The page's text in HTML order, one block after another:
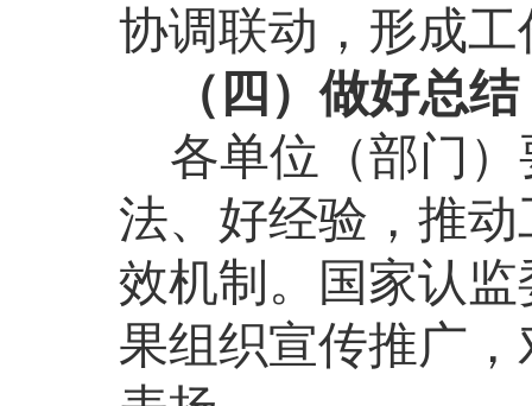
协调联动，形成
（四）做好总
各单位（部门
法、好经验，推
效机制。国家认
果组织宣传推广